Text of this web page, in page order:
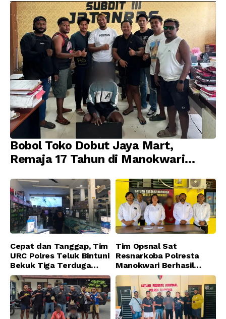
Bobol Toko Dobut Jaya Mart,
Remaja 17 Tahun di Manokwari
Jatanras Polda Papua Barat
Cepat dan Tanggap, Tim
URC Polres Teluk Bintuni
Bekuk Tiga Terduga
Pelaku Pencurian di SMA
Sanawesen
Tim Opsnal Sat
Resnarkoba Polresta
Manokwari Berhasil
Ungkap Kasus Tindak
Pidana Narkotika
Golongan I Jenis Shabu
di SP 4 Distrik Prafi kab.
Manokwari